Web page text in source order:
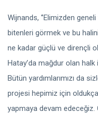
Wijnands, ‘’Elimizden
bitenleri görmek ve bu
ne kadar güçlü ve dirençli
Hatay’da mağdur olan halk
Bütün yardımlarımızı da
projesi hepimiz için
yapmaya devam edeceğiz.